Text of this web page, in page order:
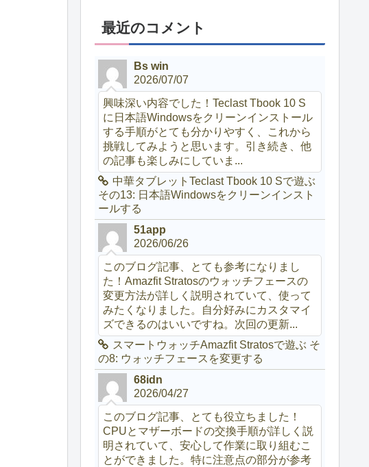
最近のコメント
Bs win
2026/07/07
興味深い内容でした！Teclast Tbook 10 S
に日本語Windowsをクリーンインストール
する手順がとても分かりやすく、これから
挑戦してみようと思います。引き続き、他
の記事も楽しみにしていま...
中華タブレットTeclast Tbook 10 Sで遊ぶ
その13: 日本語Windowsをクリーンインスト
ールする
51app
2026/06/26
このブログ記事、とても参考になりまし
た！Amazfit Stratosのウォッチフェースの
変更方法が詳しく説明されていて、使って
みたくなりました。自分好みにカスタマイ
ズできるのはいいですね。次回の更新...
スマートウォッチAmazfit Stratosで遊ぶ そ
の8: ウォッチフェースを変更する
68idn
2026/04/27
このブログ記事、とても役立ちました！
CPUとマザーボードの交換手順が詳しく説
明されていて、安心して作業に取り組むこ
とができました。特に注意点の部分が参考